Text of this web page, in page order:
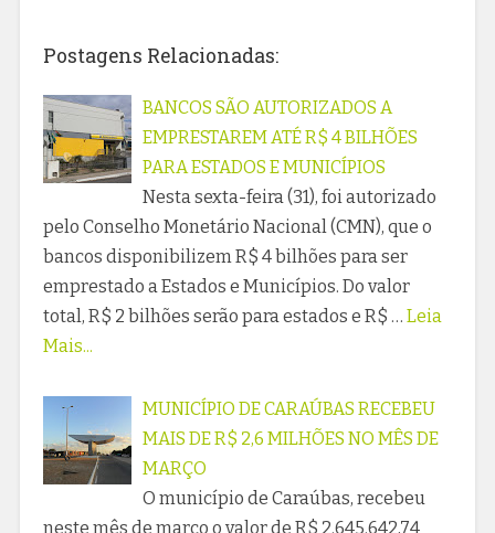
Postagens Relacionadas:
BANCOS SÃO AUTORIZADOS A
EMPRESTAREM ATÉ R$ 4 BILHÕES
PARA ESTADOS E MUNICÍPIOS
Nesta sexta-feira (31), foi autorizado
pelo Conselho Monetário Nacional (CMN), que o
bancos disponibilizem R$ 4 bilhões para ser
emprestado a Estados e Municípios. Do valor
total, R$ 2 bilhões serão para estados e R$ … Leia
Mais...
MUNICÍPIO DE CARAÚBAS RECEBEU
MAIS DE R$ 2,6 MILHÕES NO MÊS DE
MARÇO
O município de Caraúbas, recebeu
neste mês de março o valor de R$ 2.645.642,74